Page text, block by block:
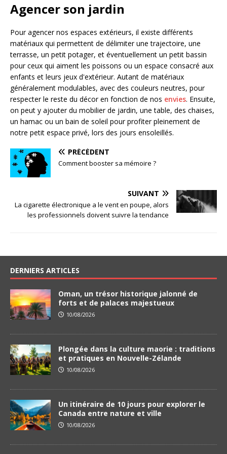
Agencer son jardin
Pour agencer nos espaces extérieurs, il existe différents
matériaux qui permettent de délimiter une trajectoire, une
terrasse, un petit potager, et éventuellement un petit bassin
pour ceux qui aiment les poissons ou un espace consacré aux
enfants et leurs jeux d'extérieur. Autant de matériaux
généralement modulables, avec des couleurs neutres, pour
respecter le reste du décor en fonction de nos envies. Ensuite,
on peut y ajouter du mobilier de jardin, une table, des chaises,
un hamac ou un bain de soleil pour profiter pleinement de
notre petit espace privé, lors des jours ensoleillés.
PRÉCÉDENT
Comment booster sa mémoire ?
SUIVANT
La cigarette électronique a le vent en poupe, alors
les professionnels doivent suivre la tendance
DERNIERS ARTICLES
Oman, un trésor historique jalonné de
forts et de palaces majestueux
10/08/2026
Plongée dans la culture maorie : traditions
et pratiques en Nouvelle-Zélande
10/08/2026
Un itinéraire de 10 jours pour explorer le
Canada entre nature et ville
10/08/2026